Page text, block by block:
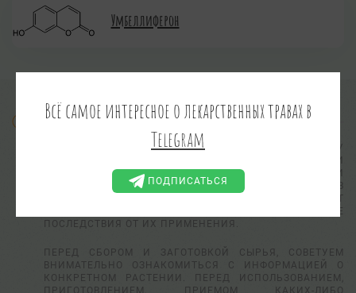
Умбеллиферон
Информация предоставлена в ознакомительных целях.
АДМИНИСТРАЦИЯ САЙТА НЕ ВЫПОЛНЯЕТ ПРОВЕРКУ
ПРАКТИЧЕСКОЙ ПРИМЕНИМОСТИ И
РАБОТОСПОСОБНОСТИ СОВЕТОВ, РЕЦЕПТОВ И
ПРАКТИЧЕСКИХ РЕКОМЕНДАЦИЙ, ИЗЛОЖЕННЫХ В
ПУБЛИКУЕМЫХ МАТЕРИАЛАХ И НЕ НЕСЕТ
ОТВЕТСТВЕННОСТИ ЗА УЩЕРБ ИЛИ ИНЫЕ НЕГАТИВНЫЕ
ПОСЛЕДСТВИЯ ОТ ИХ ПРИМЕНЕНИЯ.
ПЕРЕД СБОРОМ И ЗАГОТОВКОЙ СЫРЬЯ, СОВЕТУЕМ
ВНИМАТЕЛЬНО ОЗНАКОМИТЬСЯ С ИНФОРМАЦИЕЙ О
КОНКРЕТНОМ РАСТЕНИИ. ПЕРЕД ИСПОЛЬЗОВАНИЕМ,
ПРИГОТОВЛЕНИЕМ, ПРИЕМОМ КАКИХ-ЛИБО
Всё самое интересное о лекарственных травах в
Telegram
ПОДПИСАТЬСЯ